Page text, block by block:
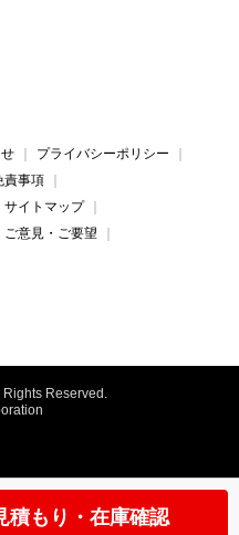
積もり・在庫確認
プライバシーポリシー
責事項
サイトマップ
ご意見・ご要望
Reserved.